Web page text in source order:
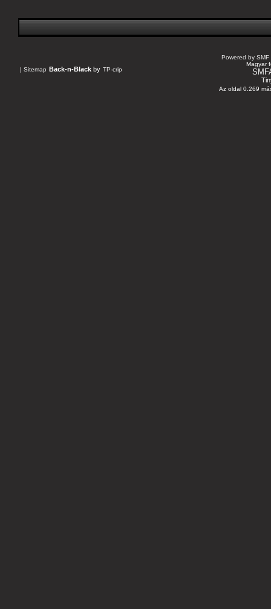
| Sitemap Back-n-Black by TP-crip
Powered by SMF
Magyar
Az oldal 0.269